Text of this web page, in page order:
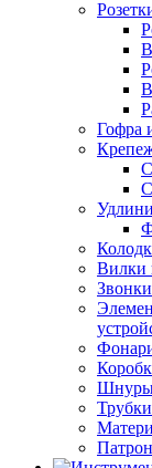
Гофра
Вилки
Звонки
Шнуры